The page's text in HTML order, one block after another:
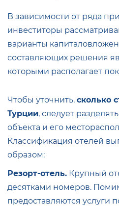
В зависимости от ряда
инвеститоры
варианты
составляющих решения
которыми располагает
Чтобы уточнить, сколько
Турции, следует
объекта и его
Классификация отелей
образом:
Резорт-отель. Крупный
десятками номеров.
предоставляются услуги